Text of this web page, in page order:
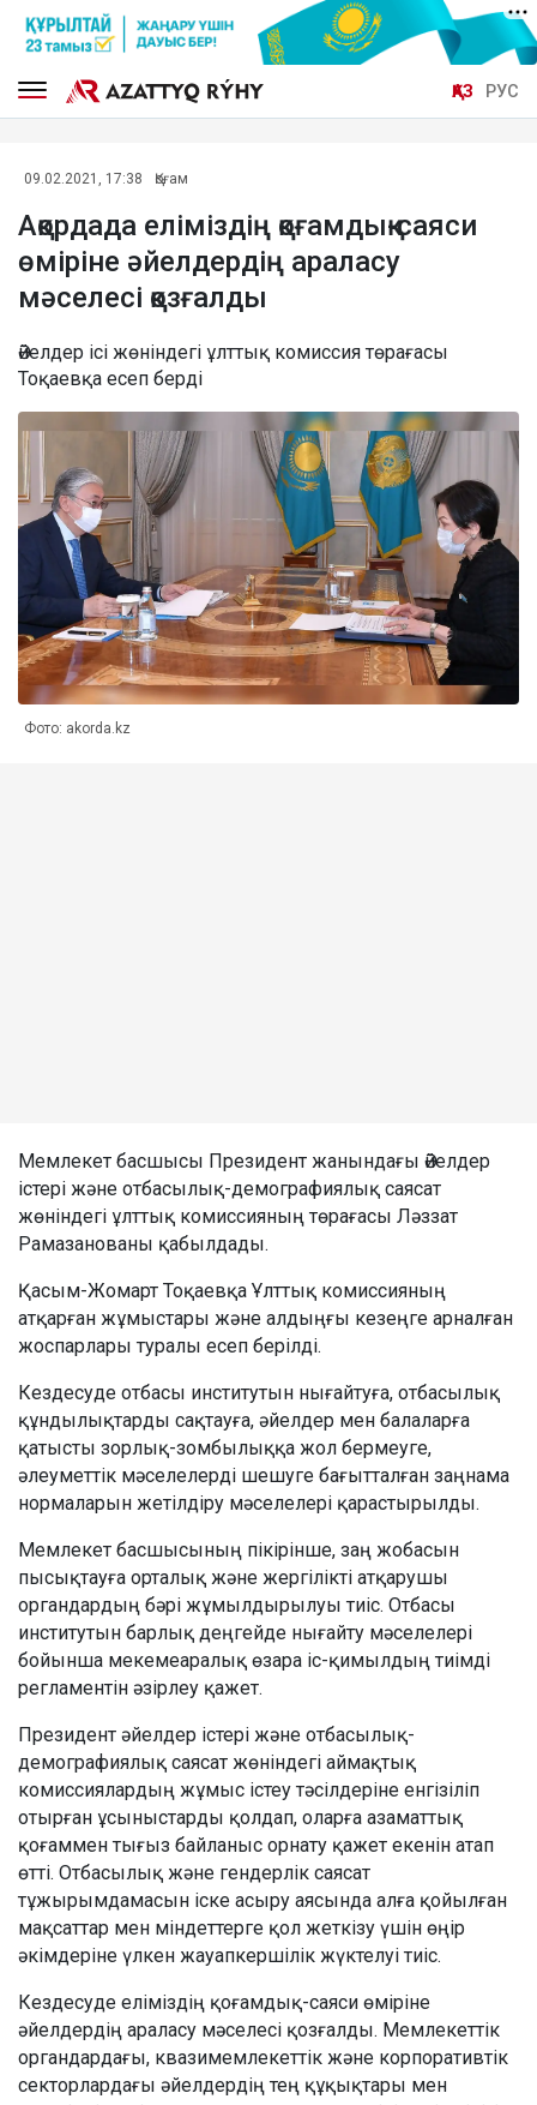
ҚАЗ РУС
09.02.2021, 17:38 Қоғам
Ақордада еліміздің қоғамдық-саяси
өміріне әйелдердің араласу
мәселесі қозғалды
Әйелдер ісі жөніндегі ұлттық комиссия төрағасы
Тоқаевқа есеп берді
Фото: akorda.kz
Мемлекет басшысы Президент жанындағы Әйелдер
істері және отбасылық-демографиялық саясат
жөніндегі ұлттық комиссияның төрағасы Ләззат
Рамазанованы қабылдады.
Қасым-Жомарт Тоқаевқа Ұлттық комиссияның
атқарған жұмыстары және алдыңғы кезеңге арналған
жоспарлары туралы есеп берілді.
Кездесуде отбасы институтын нығайтуға, отбасылық
құндылықтарды сақтауға, әйелдер мен балаларға
қатысты зорлық-зомбылыққа жол бермеуге,
әлеуметтік мәселелерді шешуге бағытталған заңнама
нормаларын жетілдіру мәселелері қарастырылды.
Мемлекет басшысының пікірінше, заң жобасын
пысықтауға орталық және жергілікті атқарушы
органдардың бәрі жұмылдырылуы тиіс. Отбасы
институтын барлық деңгейде нығайту мәселелері
бойынша мекемеаралық өзара іс-қимылдың тиімді
регламентін әзірлеу қажет.
Президент әйелдер істері және отбасылық-
демографиялық саясат жөніндегі аймақтық
комиссиялардың жұмыс істеу тәсілдеріне енгізіліп
отырған ұсыныстарды қолдап, оларға азаматтық
қоғаммен тығыз байланыс орнату қажет екенін атап
өтті. Отбасылық және гендерлік саясат
тұжырымдамасын іске асыру аясында алға қойылған
мақсаттар мен міндеттерге қол жеткізу үшін өңір
әкімдеріне үлкен жауапкершілік жүктелуі тиіс.
Кездесуде еліміздің қоғамдық-саяси өміріне
әйелдердің араласу мәселесі қозғалды. Мемлекеттік
органдардағы, квазимемлекеттік және корпоративтік
секторлардағы әйелдердің тең құқықтары мен